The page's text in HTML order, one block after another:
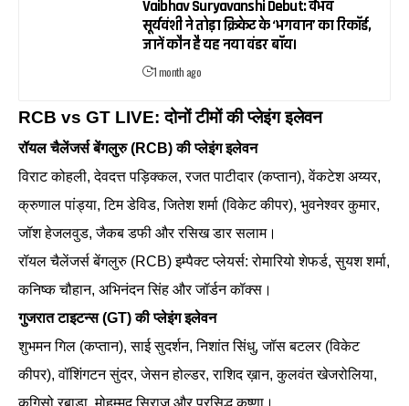
Vaibhav Suryavanshi Debut: वैभव
सूर्यवंशी ने तोड़ा क्रिकेट के ‘भगवान’ का रिकॉर्ड,
जानें कौन है यह नया वंडर बॉय।
1 month ago
RCB vs GT LIVE: दोनों टीमों की प्लेइंग इलेवन
रॉयल चैलेंजर्स बेंगलुरु (RCB) की प्लेइंग इलेवन
विराट कोहली, देवदत्त पड़िक्कल, रजत पाटीदार (कप्तान), वेंकटेश अय्यर,
क्रुणाल पांड्या, टिम डेविड, जितेश शर्मा (विकेट कीपर), भुवनेश्वर कुमार,
जॉश हेजलवुड, जैकब डफी और रसिख डार सलाम।
रॉयल चैलेंजर्स बेंगलुरु (RCB) इम्पैक्ट प्लेयर्स: रोमारियो शेफर्ड, सुयश शर्मा,
कनिष्क चौहान, अभिनंदन सिंह और जॉर्डन कॉक्स।
गुजरात टाइटन्स (GT) की प्लेइंग इलेवन
शुभमन गिल (कप्तान), साई सुदर्शन, निशांत सिंधु, जॉस बटलर (विकेट
कीपर), वॉशिंगटन सुंदर, जेसन होल्डर, राशिद ख़ान, कुलवंत खेजरोलिया,
कगिसो रबाडा, मोहम्मद सिराज और प्रसिद्ध कृष्णा।